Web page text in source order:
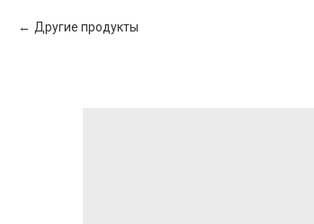
Другие продукты